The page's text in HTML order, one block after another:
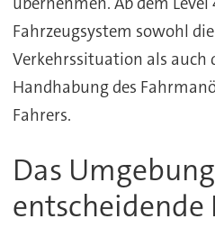
Fahrzeugsystem sowohl
Verkehrssituation als auch
Handhabung des
Fahrers.
Das